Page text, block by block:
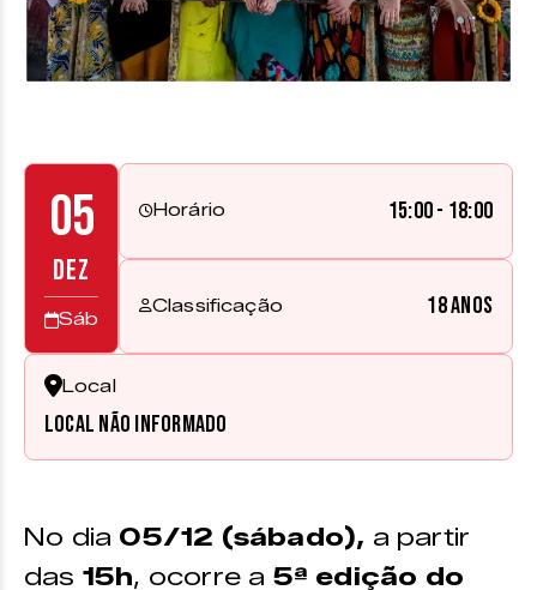
05
DEZ
Sáb
Horário 15:00 - 18:00
Classificação 18 anos
Local
Local não informado
No dia 05/12 (sábado), a partir
das 15h, ocorre a 5ª edição do